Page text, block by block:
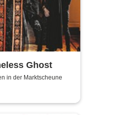
Ghost
in der Marktscheune